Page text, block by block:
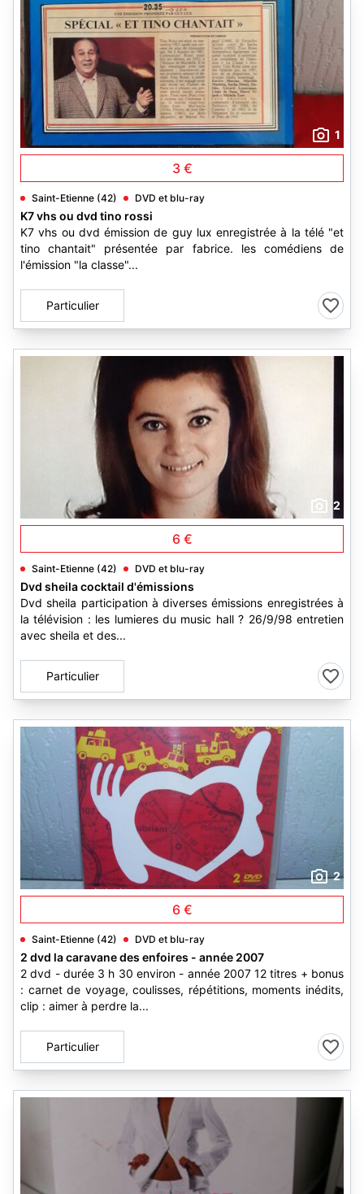
1
3 €
Saint-Etienne (42) DVD et blu-ray
K7 vhs ou dvd tino rossi
K7 vhs ou dvd émission de guy lux enregistrée à la télé "et
tino chantait" présentée par fabrice. les comédiens de
l'émission "la classe"...
Particulier
2
6 €
Saint-Etienne (42) DVD et blu-ray
Dvd sheila cocktail d'émissions
Dvd sheila participation à diverses émissions enregistrées à
la télévision : les lumieres du music hall ? 26/9/98 entretien
avec sheila et des...
Particulier
2
6 €
Saint-Etienne (42) DVD et blu-ray
2 dvd la caravane des enfoires - année 2007
2 dvd - durée 3 h 30 environ - année 2007 12 titres + bonus
: carnet de voyage, coulisses, répétitions, moments inédits,
clip : aimer à perdre la...
Particulier